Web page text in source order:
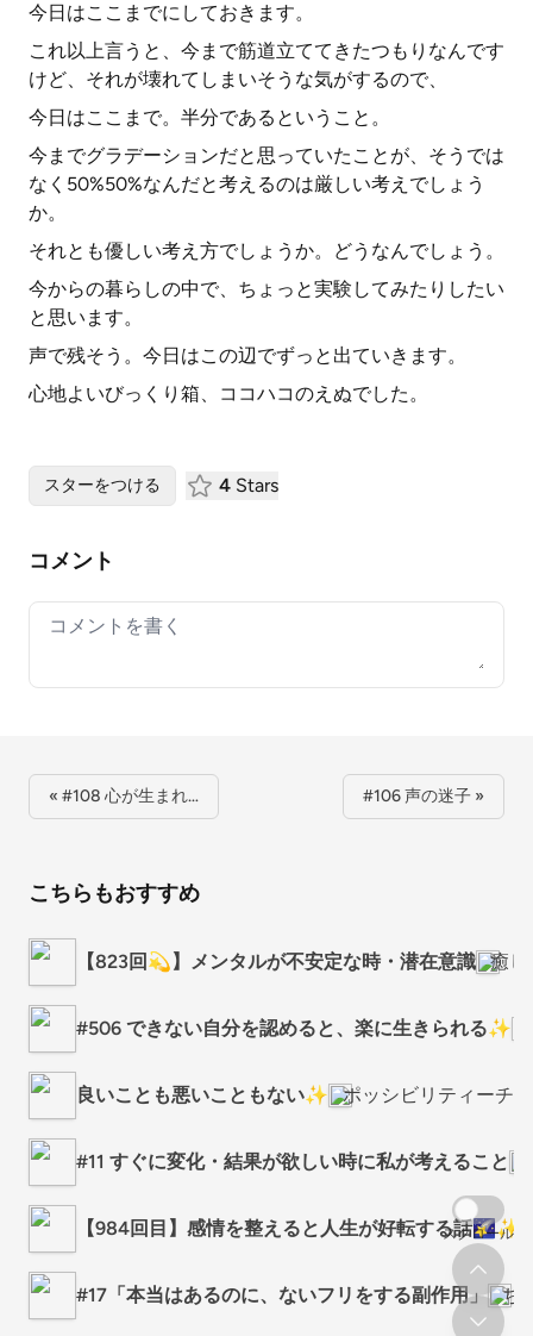
今日はここまでにしておきます。
これ以上言うと、今まで筋道立ててきたつもりなんです
けど、それが壊れてしまいそうな気がするので、
今日はここまで。半分であるということ。
今までグラデーションだと思っていたことが、そうでは
なく50%50%なんだと考えるのは厳しい考えでしょう
か。
それとも優しい考え方でしょうか。どうなんでしょう。
今からの暮らしの中で、ちょっと実験してみたりしたい
と思います。
声で残そう。今日はこの辺でずっと出ていきます。
心地よいびっくり箱、ココハコのえぬでした。
スターをつける 4 Stars
コメント
Your comment
« #108 心が生まれ… #106 声の迷子 »
こちらもおすすめ
【823回💫】メンタルが不安定な時・潜在意識 癒し
#506 できない自分を認めると、楽に生きられる✨
良いことも悪いこともない✨ ポッシビリティーチ
#11 すぐに変化・結果が欲しい時に私が考えること
【984回目】感情を整えると人生が好転する話🌠✨
#17「本当はあるのに、ないフリをする副作用」 ち
スクロール